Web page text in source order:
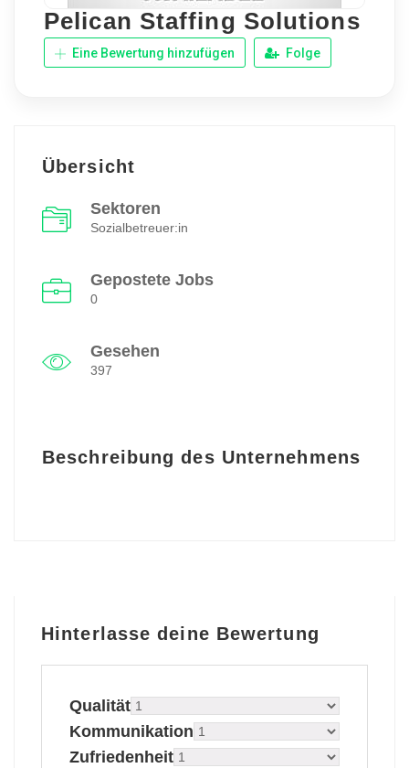
Pelican Staffing Solutions
Eine Bewertung hinzufügen Folge
Übersicht
Sektoren
Sozialbetreuer:in
Gepostete Jobs
0
Gesehen
397
Beschreibung des Unternehmens
Hinterlasse deine Bewertung
Qualität
Kommunikation
Zufriedenheit